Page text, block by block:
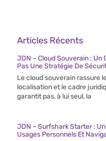
Articles Récents
JDN – Cloud Souverain : Un
Pas Une Stratégie De
Le cloud souverain rassure
localisation et le cadre
garantit pas, à lui seul, la
JDN – Surfshark Starter :
Usages Personnels Et